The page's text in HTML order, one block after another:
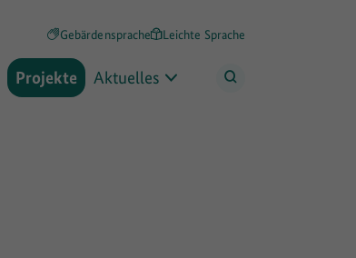
Gebärdensprache Leichte Sprache
Projekte Aktuelles